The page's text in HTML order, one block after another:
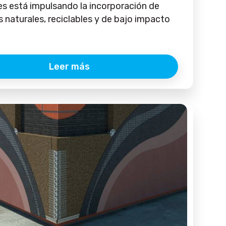
está impulsando la incorporación de
naturales, reciclables y de bajo impacto
Leer más